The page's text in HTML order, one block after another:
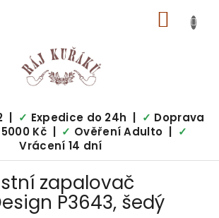
KOŠÍK
| ✓ Expedice do 24h | ✓ Doprava
Kč | ✓ Ověření Adulto |
✓
Vrácení 14 dní
zapalovač
P3643, šedý